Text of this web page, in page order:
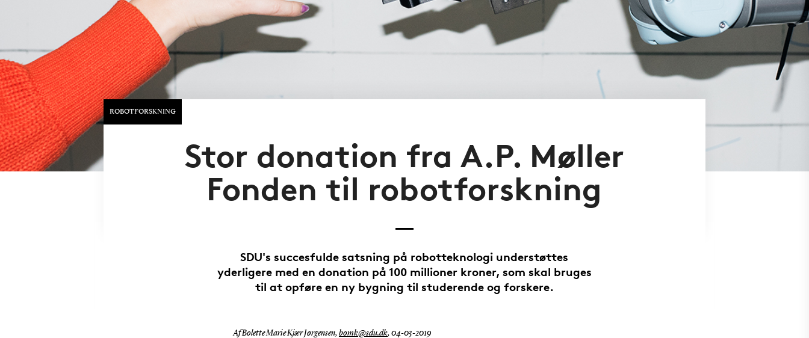
ROBOTFORSKNING
Stor donation fra A.P. Møller
Fonden til robotforskning
SDU's succesfulde satsning på robotteknologi understøttes
yderligere med en donation på 100 millioner kroner, som skal bruges
til at opføre en ny bygning til studerende og forskere.
Af Bolette Marie Kjær Jørgensen, bomk@sdu.dk, 04-03-2019